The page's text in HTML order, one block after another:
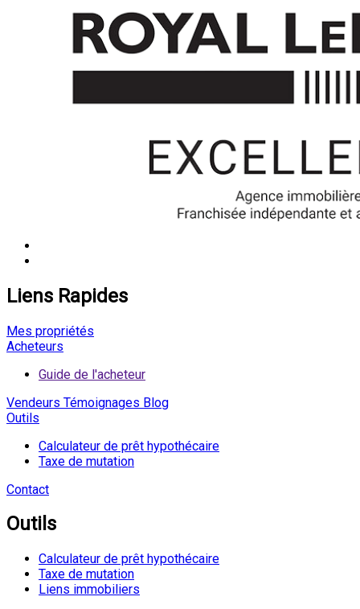
Liens Rapides
Mes propriétés
Acheteurs
Guide de l'acheteur
Vendeurs Témoignages Blog
Outils
Calculateur de prêt hypothécaire
Taxe de mutation
Contact
Outils
Calculateur de prêt hypothécaire
Taxe de mutation
Liens immobiliers